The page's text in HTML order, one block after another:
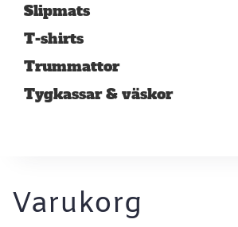
Slipmats
T-shirts
Trummattor
Tygkassar & väskor
Varukorg